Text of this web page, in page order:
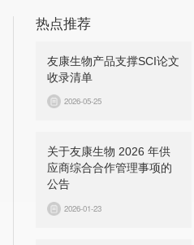
热点推荐
友康生物产品支撑SCI论文
收录清单
2026-05-25
关于友康生物 2026 年供
应商综合合作管理事项的
公告
2026-01-23